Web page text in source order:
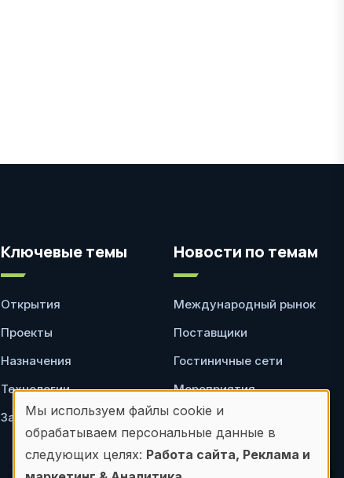
Ключевые темы
Открытия
Проекты
Назначения
Технологии
Законодательство
Новости по темам
Международный рынок
Поставщики
Гостиничные сети
Мероприятия
Ресторан
Использование
персональных
Мы используем файлы cookie и
обрабатываем персональные данные в
следующих целях: Работа сайта, Реклама и